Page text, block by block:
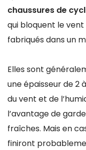
chaussures de
qui bloquent le
fabriqués dans un
Elles sont
une épaisseur de 2
du vent et de
l’avantage de
fraîches. Mais en
finiront